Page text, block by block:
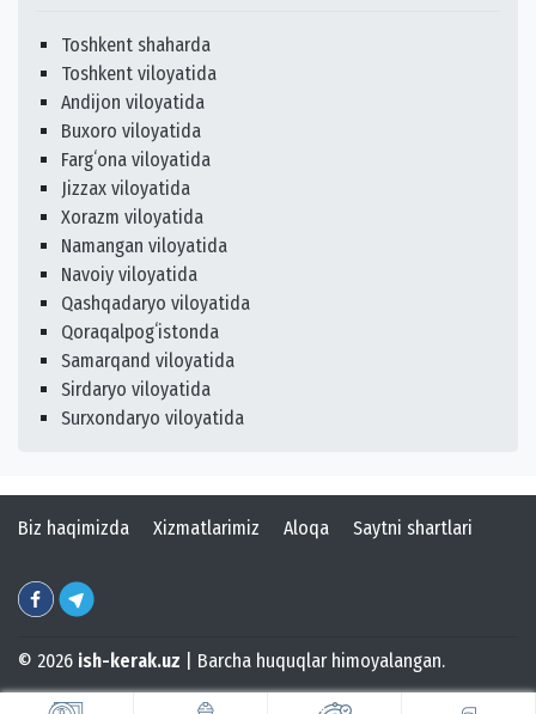
Toshkent shaharda
Toshkent viloyatida
Andijon viloyatida
Buxoro viloyatida
Fargʻona viloyatida
Jizzax viloyatida
Xorazm viloyatida
Namangan viloyatida
Navoiy viloyatida
Qashqadaryo viloyatida
Qoraqalpogʻistonda
Samarqand viloyatida
Sirdaryo viloyatida
Surxondaryo viloyatida
Biz haqimizda Xizmatlarimiz Aloqa Saytni shartlari
© 2026 ish-kerak.uz | Barcha huquqlar himoyalangan.